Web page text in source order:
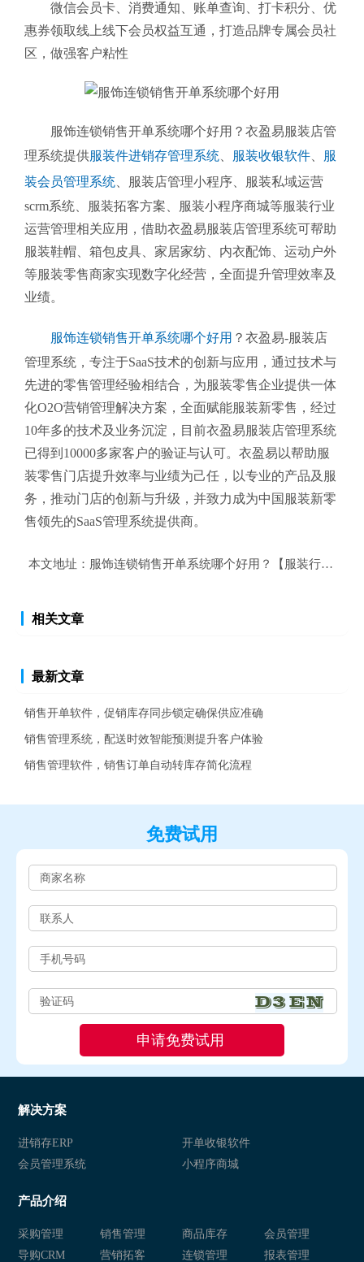
微信会员卡、消费通知、账单查询、打卡积分、优
惠券领取线上线下会员权益互通，打造品牌专属会员社
区，做强客户粘性
服饰连锁销售开单系统哪个好用？衣盈易服装店管
理系统提供服装件进销存管理系统 服装收银软件
服
装会员管理系统
服装店管理小程序、服装私域运营
scrm系统、服装拓客方案、服装小程序商城等服装行业
运营管理相关应用，借助衣盈易服装店管理系统可帮助
服装鞋帽、箱包皮具、家居家纺、内衣配饰、运动户外
等服装零售商家实现数字化经营，全面提升管理效率及
业绩。
服饰连锁销售开单系统哪个好用 ？衣盈易-服装店
管理系统 ，专注于SaaS技术的创新与应用，通过技术与
先进的零售管理经验相结合，为服装零售企业提供一体
化O2O营销管理解决方案，全面赋能服装新零售，经过
10年多的技术及业务沉淀，目前衣盈易服装店管理系统
已得到10000多家客户的验证与认可。衣盈易以帮助服
装零售门店提升效率与业绩为己任，以专业的产品及服
务，推动门店的创新与升级，并致力成为中国服装新零
售领先的SaaS管理系统提供商。
本文地址： 服饰连锁销售开单系统哪个好用？【服装行业销售
相关文章
最新文章
销售开单软件，促销库存同步锁定确保供应准确
销售管理系统，配送时效智能预测提升客户体验
销售管理软件，销售订单自动转库存简化流程
免费试用
解决方案
进销存ERP
开单收银软件
会员管理系统
小程序商城
产品介绍
采购管理 销售管理 商品库存
会员管理
导购CRM
营销拓客 连锁管理 报表管理